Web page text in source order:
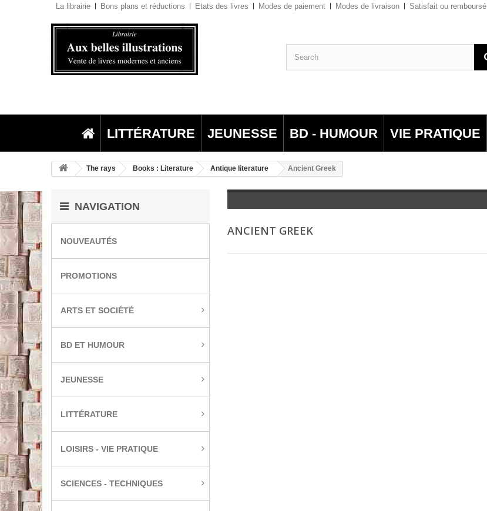
La librairie Bons plans et réductions Etats des livres Modes de paiement Modes de livraison Satisfait ou remboursé
LITTÉRATURE JEUNESSE BD - HUMOUR VIE PRATIQUE
The rays Books : Literature Antique literature Ancient Greek
NAVIGATION
NOUVEAUTÉS
PROMOTIONS
ARTS ET SOCIÉTÉ
BD ET HUMOUR
JEUNESSE
LITTÉRATURE
LOISIRS - VIE PRATIQUE
SCIENCES - TECHNIQUES
ANCIENT GREEK